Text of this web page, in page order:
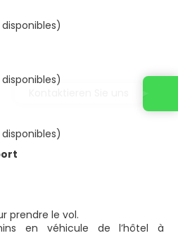
prendre le vol.
en véhicule de l’hôtel à